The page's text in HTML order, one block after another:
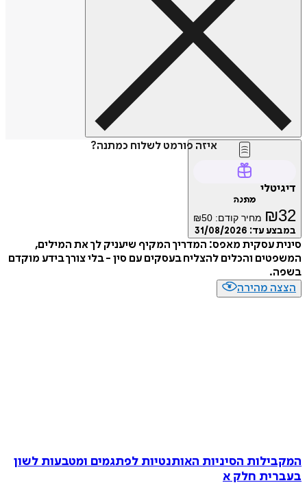
איזה פורמט לשלוח כמתנה?
דיגיטלי
מתנה
₪32 מחיר קודם: ₪50
במבצע עד: 31/08/2026
סינית עסקית מאפס: המדריך המקיף שיעניק לך את המילים,
המשפטים והכלים להצליח בעסקים עם סין - בלי צורך בידע מוקדם
בשפה.
הצצה מהירה
המקבילות הסיניות האותנטיות לפתגמים ומטבעות לשון
בעברית חלק א